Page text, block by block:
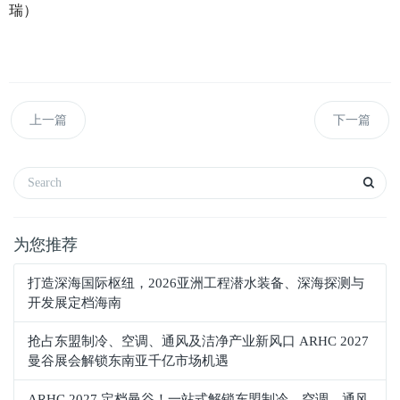
瑞）
上一篇 下一篇
为您推荐
打造深海国际枢纽，2026亚洲工程潜水装备、深海探测与
开发展定档海南
抢占东盟制冷、空调、通风及洁净产业新风口 ARHC 2027
曼谷展会解锁东南亚千亿市场机遇